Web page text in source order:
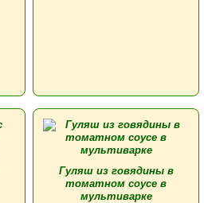
Гуляш из говядины в
томатном соусе в
мультиварке